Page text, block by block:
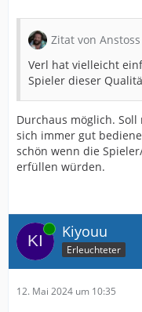
nicht unser primäres
Offensive, da muss
ist.
Dürfte aber auch
gesagt, Putaro ist ja
unserem
wohlwollen noch
abnehmender
Zitat von Anstoss
Verl hat vielleicht
Spieler dieser
Durchaus möglich.
sich immer gut
schön wenn die
erfüllen würden.
Online Kiyouu
Erleuchteter
12. Mai 2024 um 10:35